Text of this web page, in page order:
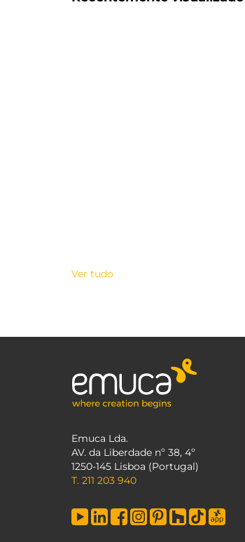
Ver tudo
Emuca Lda.
AV. da Liberdade nº 38, 4º
1250-145 Lisboa (Portugal)
T. 211 203 940